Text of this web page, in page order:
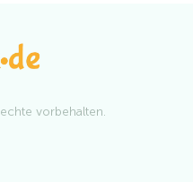
vorbehalten.